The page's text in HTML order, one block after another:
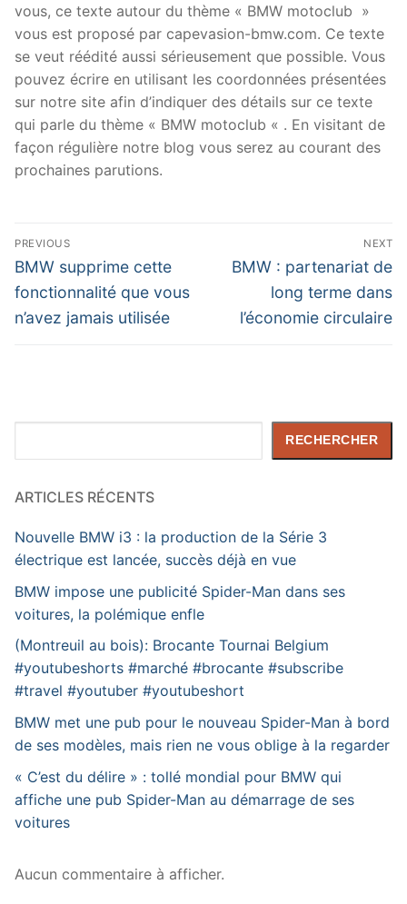
vous, ce texte autour du thème « BMW motoclub »
vous est proposé par capevasion-bmw.com. Ce texte
se veut réédité aussi sérieusement que possible. Vous
pouvez écrire en utilisant les coordonnées présentées
sur notre site afin d’indiquer des détails sur ce texte
qui parle du thème « BMW motoclub « . En visitant de
façon régulière notre blog vous serez au courant des
prochaines parutions.
Navigation
de
l’article
PREVIOUS
Previous
post:
BMW supprime cette
fonctionnalité que vous
n’avez jamais utilisée
NEXT
Next
BMW : partenariat de
long terme dans
l’économie circulaire
RECHERCHER
ARTICLES RÉCENTS
Nouvelle BMW i3 : la production de la Série 3
électrique est lancée, succès déjà en vue
BMW impose une publicité Spider-Man dans ses
voitures, la polémique enfle
(Montreuil au bois): Brocante Tournai Belgium
#youtubeshorts #marché #brocante #subscribe
#travel #youtuber #youtubeshort
BMW met une pub pour le nouveau Spider-Man à bord
de ses modèles, mais rien ne vous oblige à la regarder
« C’est du délire » : tollé mondial pour BMW qui
affiche une pub Spider-Man au démarrage de ses
voitures
Aucun commentaire à afficher.